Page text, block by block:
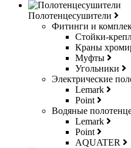
Полотенцесушители
Фитинги и
Стойки-
Краны
Муфты
Угольники
Электрические
Lemark
Point
Водяные
Lemark
Point
AQUATER